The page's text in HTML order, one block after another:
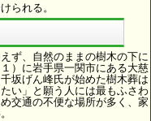
られる。
ず、自然のままの樹木の下に
）に岩手県一関市にある大慈
坂げん峰氏が始めた樹木葬は
い」と願う人には最もふさわ
交通の不便な場所が多く、家